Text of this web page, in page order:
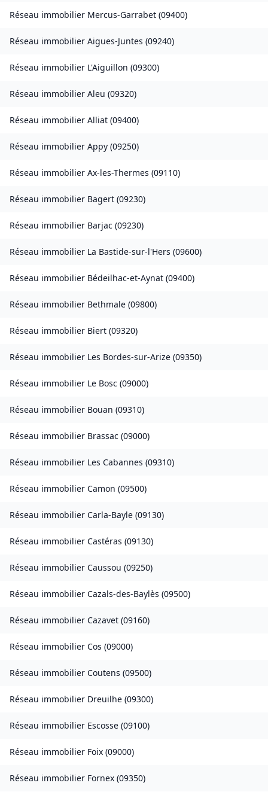
Réseau immobilier Mercus-Garrabet (09400)
Réseau immobilier Aigues-Juntes (09240)
Réseau immobilier L'Aiguillon (09300)
Réseau immobilier Aleu (09320)
Réseau immobilier Alliat (09400)
Réseau immobilier Appy (09250)
Réseau immobilier Ax-les-Thermes (09110)
Réseau immobilier Bagert (09230)
Réseau immobilier Barjac (09230)
Réseau immobilier La Bastide-sur-l'Hers (09600)
Réseau immobilier Bédeilhac-et-Aynat (09400)
Réseau immobilier Bethmale (09800)
Réseau immobilier Biert (09320)
Réseau immobilier Les Bordes-sur-Arize (09350)
Réseau immobilier Le Bosc (09000)
Réseau immobilier Bouan (09310)
Réseau immobilier Brassac (09000)
Réseau immobilier Les Cabannes (09310)
Réseau immobilier Camon (09500)
Réseau immobilier Carla-Bayle (09130)
Réseau immobilier Castéras (09130)
Réseau immobilier Caussou (09250)
Réseau immobilier Cazals-des-Baylès (09500)
Réseau immobilier Cazavet (09160)
Réseau immobilier Cos (09000)
Réseau immobilier Coutens (09500)
Réseau immobilier Dreuilhe (09300)
Réseau immobilier Escosse (09100)
Réseau immobilier Foix (09000)
Réseau immobilier Fornex (09350)